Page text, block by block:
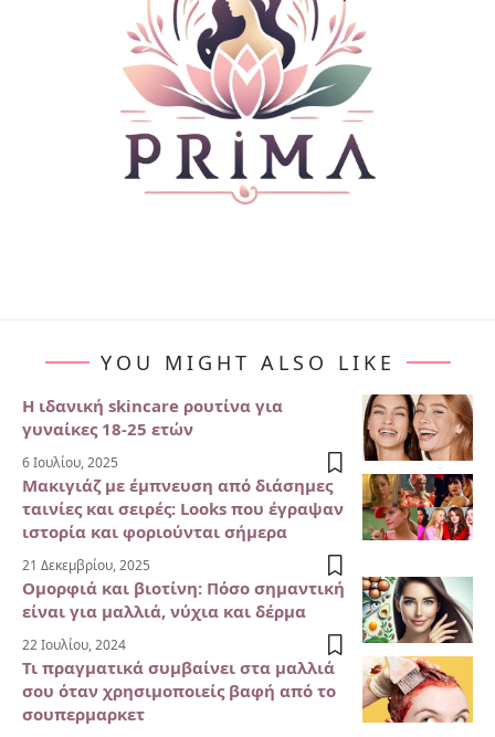
YOU MIGHT ALSO LIKE
Η ιδανική skincare ρουτίνα για
γυναίκες 18-25 ετών
6 Ιουλίου, 2025
Μακιγιάζ με έμπνευση από διάσημες
ταινίες και σειρές: Looks που έγραψαν
ιστορία και φοριούνται σήμερα
21 Δεκεμβρίου, 2025
Ομορφιά και βιοτίνη: Πόσο σημαντική
είναι για μαλλιά, νύχια και δέρμα
22 Ιουλίου, 2024
Τι πραγματικά συμβαίνει στα μαλλιά
σου όταν χρησιμοποιείς βαφή από το
σουπερμαρκετ